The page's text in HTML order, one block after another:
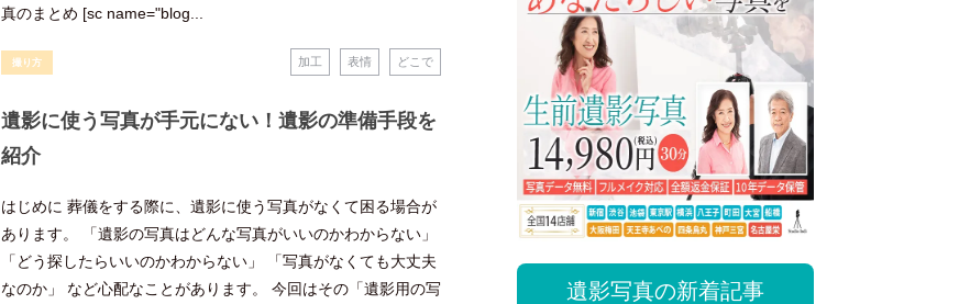
真のまとめ [sc name="blog...
撮り方 加工 表情 どこで
遺影に使う写真が手元にない！遺影の準備手段を
紹介
はじめに 葬儀をする際に、遺影に使う写真がなくて困る場合が
あります。 「遺影の写真はどんな写真がいいのかわからない」
「どう探したらいいのかわからない」 「写真がなくても大丈夫
なのか」 など心配なことがあります。 今回はその「遺影用の写
遺影写真の新着記事